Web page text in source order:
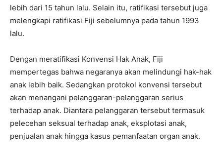
lebih dari 15 tahun lalu. Selain itu, ratifikasi tersebut juga
melengkapi ratifikasi Fiji sebelumnya pada tahun 1993
lalu.
Dengan meratifikasi Konvensi Hak Anak, Fiji
mempertegas bahwa negaranya akan melindungi hak-hak
anak lebih baik. Sedangkan protokol konvensi tersebut
akan menangani pelanggaran-pelanggaran serius
terhadap anak. Diantara pelanggaran tersebut termasuk
pelecehan seksual terhadap anak, eksplotasi anak,
penjualan anak hingga kasus pemanfaatan organ anak.